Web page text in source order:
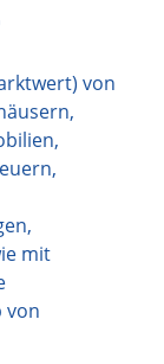
von
mit
von